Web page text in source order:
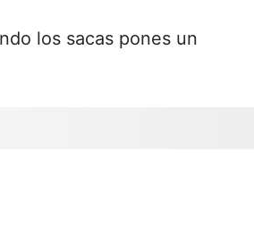
los sacas pones un